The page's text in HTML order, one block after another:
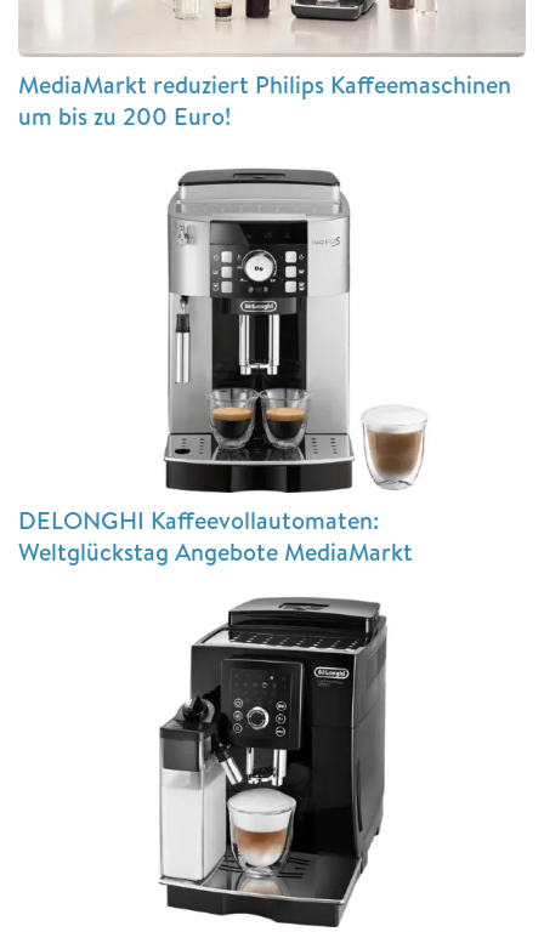
MediaMarkt reduziert Philips Kaffeemaschinen
um bis zu 200 Euro!
DELONGHI Kaffeevollautomaten:
Weltglückstag Angebote MediaMarkt